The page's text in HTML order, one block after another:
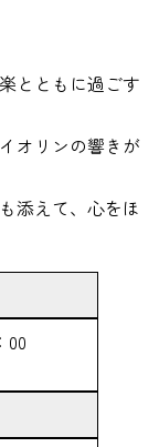
とともに過ごす
オリンの響きが
添えて、心をほ
00